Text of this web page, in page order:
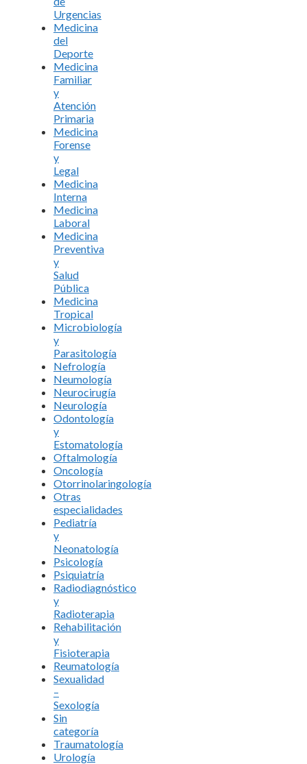
Urgencias
Medicina
del
Deporte
Medicina
Familiar
y
Atención
Primaria
Medicina
Forense
y
Legal
Medicina
Interna
Medicina
Laboral
Medicina
Preventiva
y
Salud
Pública
Medicina
Tropical
Microbiología
y
Parasitología
Nefrología
Neumología
Neurocirugía
Neurología
Odontología
y
Estomatología
Oftalmología
Oncología
Otorrinolaringología
Otras
especialidades
Pediatría
y
Neonatología
Psicología
Psiquiatría
Radiodiagnóstico
y
Radioterapia
Rehabilitación
y
Fisioterapia
Reumatología
Sexualidad
–
Sexología
Sin
categoría
Traumatología
Urología